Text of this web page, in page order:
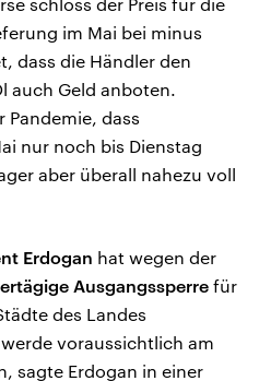
schloss der Preis für die
im Mai bei minus
dass die Händler den
auch Geld anboten.
dass
nur noch bis Dienstag
aber überall nahezu voll
Erdogan hat wegen der
Ausgangssperre für
des Landes
voraussichtlich am
sagte Erdogan in einer